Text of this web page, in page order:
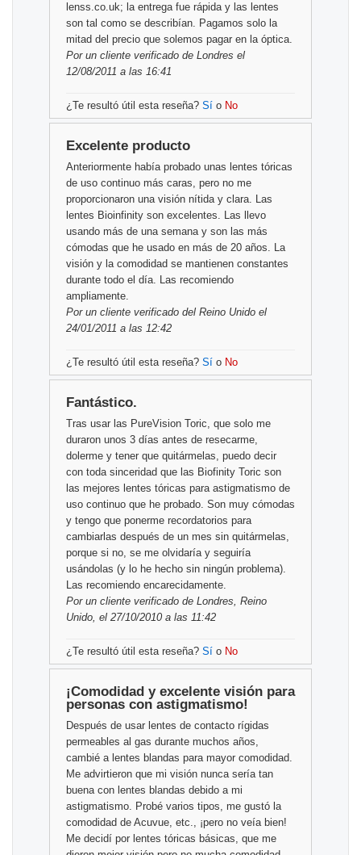
lenss.co.uk; la entrega fue rápida y las lentes
son tal como se describían. Pagamos solo la
mitad del precio que solemos pagar en la óptica.
Por un cliente verificado de Londres el
12/08/2011 a las 16:41
¿Te resultó útil esta reseña? Sí o No
Excelente producto
Anteriormente había probado unas lentes tóricas
de uso continuo más caras, pero no me
proporcionaron una visión nítida y clara. Las
lentes Bioinfinity son excelentes. Las llevo
usando más de una semana y son las más
cómodas que he usado en más de 20 años. La
visión y la comodidad se mantienen constantes
durante todo el día. Las recomiendo
ampliamente.
Por un cliente verificado del Reino Unido el
24/01/2011 a las 12:42
¿Te resultó útil esta reseña? Sí o No
Fantástico.
Tras usar las PureVision Toric, que solo me
duraron unos 3 días antes de resecarme,
dolerme y tener que quitármelas, puedo decir
con toda sinceridad que las Biofinity Toric son
las mejores lentes tóricas para astigmatismo de
uso continuo que he probado. Son muy cómodas
y tengo que ponerme recordatorios para
cambiarlas después de un mes sin quitármelas,
porque si no, se me olvidaría y seguiría
usándolas (y lo he hecho sin ningún problema).
Las recomiendo encarecidamente.
Por un cliente verificado de Londres, Reino
Unido, el 27/10/2010 a las 11:42
¿Te resultó útil esta reseña? Sí o No
¡Comodidad y excelente visión para
personas con astigmatismo!
Después de usar lentes de contacto rígidas
permeables al gas durante muchos años,
cambié a lentes blandas para mayor comodidad.
Me advirtieron que mi visión nunca sería tan
buena con lentes blandas debido a mi
astigmatismo. Probé varios tipos, me gustó la
comodidad de Acuvue, etc., ¡pero no veía bien!
Me decidí por lentes tóricas básicas, que me